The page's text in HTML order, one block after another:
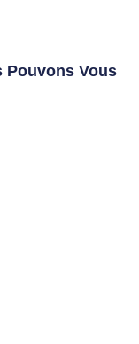
Pouvons Vous